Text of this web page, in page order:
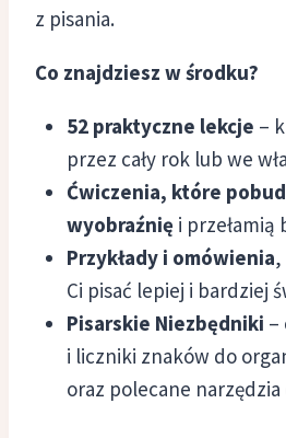
z pisania.
Co znajdziesz w środku?
52 praktyczne lekcje –
przez cały rok lub we
Ćwiczenia, które
wyobraźnię i
Przykłady i omówienia
Ci pisać lepiej i bardziej
Pisarskie Niezbędniki –
i liczniki znaków do
oraz polecane